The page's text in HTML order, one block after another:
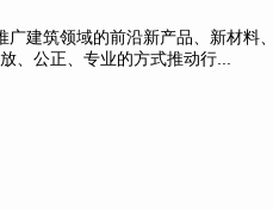
建筑领域的前沿新产品、新材料、
、公正、专业的方式推动行...